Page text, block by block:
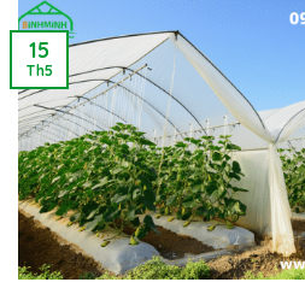
15
Th5